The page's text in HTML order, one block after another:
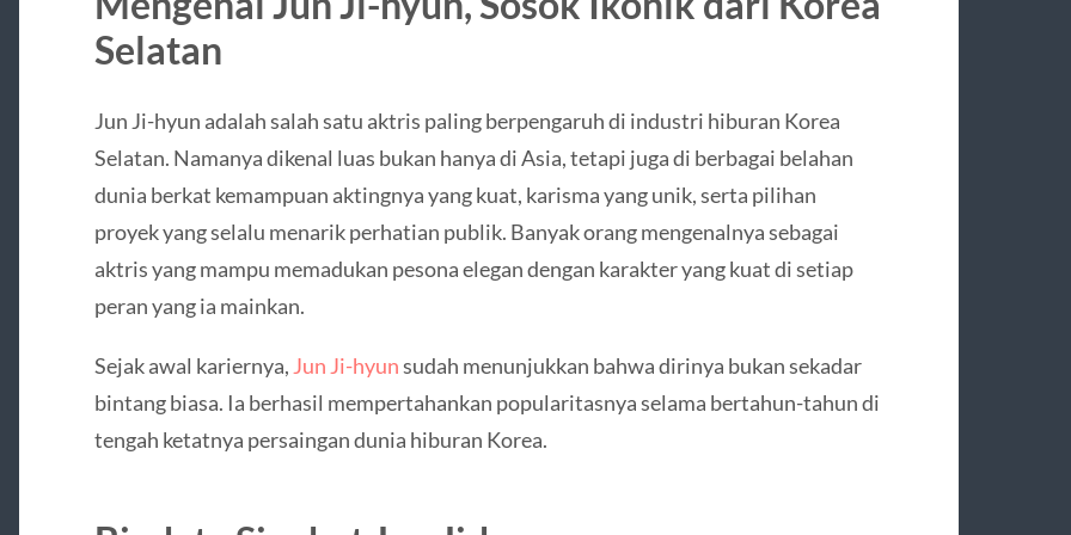
Selatan
Jun Ji-hyun adalah salah satu aktris paling berpengaruh di industri hiburan Korea
Selatan. Namanya dikenal luas bukan hanya di Asia, tetapi juga di berbagai belahan
dunia berkat kemampuan aktingnya yang kuat, karisma yang unik, serta pilihan
proyek yang selalu menarik perhatian publik. Banyak orang mengenalnya sebagai
aktris yang mampu memadukan pesona elegan dengan karakter yang kuat di setiap
peran yang ia mainkan.
Sejak awal kariernya, Jun Ji-hyunsudah menunjukkan bahwa dirinya bukan sekadar
bintang biasa. Ia berhasil mempertahankan popularitasnya selama bertahun-tahun di
tengah ketatnya persaingan dunia hiburan Korea.